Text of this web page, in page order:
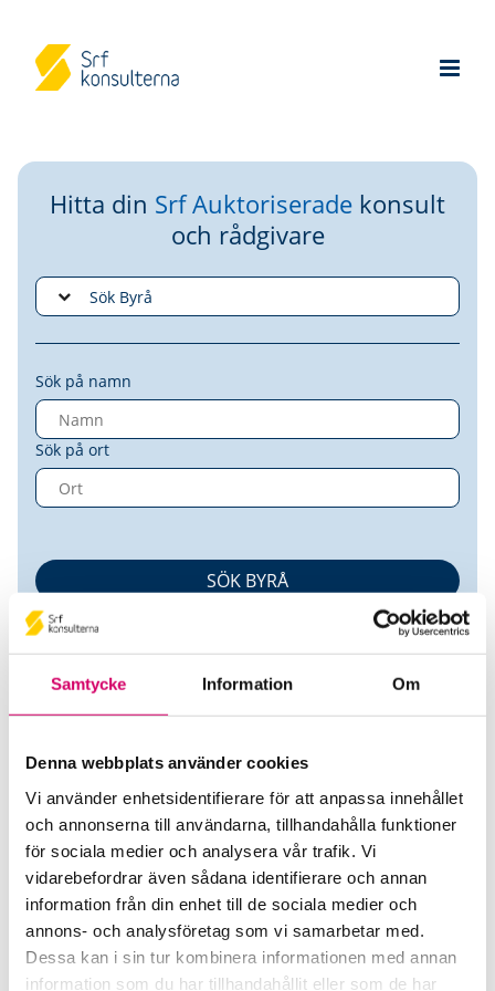
Samtycke Information Om
Denna webbplats använder cookies
Vi använder enhetsidentifierare för att anpassa innehållet
och annonserna till användarna, tillhandahålla funktioner
för sociala medier och analysera vår trafik. Vi
vidarebefordrar även sådana identifierare och annan
information från din enhet till de sociala medier och
annons- och analysföretag som vi samarbetar med.
Dessa kan i sin tur kombinera informationen med annan
information som du har tillhandahållit eller som de har
Hitta din Srf Auktoriserade konsult
och rådgivare
Sök på namn
Sök på ort
Skatte&ekonomikonsulten Lars
Nordin AB
Srf Auktoriserade konsulter
Lars Nordin
Auktoriserad Redovisningskonsult